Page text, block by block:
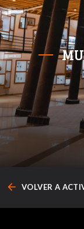
arrow_back VOLVER A